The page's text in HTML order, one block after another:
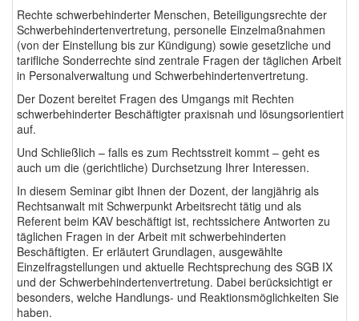
Rechte schwerbehinderter Menschen, Beteiligungsrechte der
Schwerbehindertenvertretung, personelle Einzelmaßnahmen
(von der Einstellung bis zur Kündigung) sowie gesetzliche und
tarifliche Sonderrechte sind zentrale Fragen der täglichen Arbeit
in Personalverwaltung und Schwerbehindertenvertretung.
Der Dozent bereitet Fragen des Umgangs mit Rechten
schwerbehinderter Beschäftigter praxisnah und lösungsorientiert
auf.
Und Schließlich – falls es zum Rechtsstreit kommt – geht es
auch um die (gerichtliche) Durchsetzung Ihrer Interessen.
In diesem Seminar gibt Ihnen der Dozent, der langjährig als
Rechtsanwalt mit Schwerpunkt Arbeitsrecht tätig und als
Referent beim KAV beschäftigt ist, rechtssichere Antworten zu
täglichen Fragen in der Arbeit mit schwerbehinderten
Beschäftigten. Er erläutert Grundlagen, ausgewählte
Einzelfragstellungen und aktuelle Rechtsprechung des SGB IX
und der Schwerbehindertenvertretung. Dabei berücksichtigt er
besonders, welche Handlungs- und Reaktionsmöglichkeiten Sie
haben.